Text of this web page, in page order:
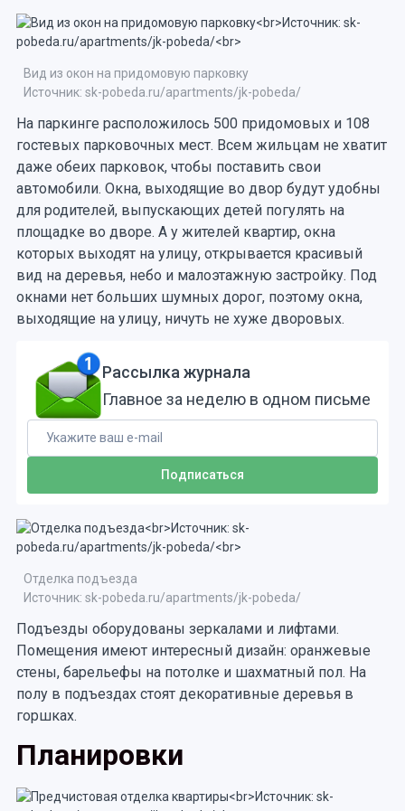
Вид из окон на придомовую парковку
Источник: sk-pobeda.ru/apartments/jk-pobeda/
На паркинге расположилось 500 придомовых и 108
гостевых парковочных мест. Всем жильцам не хватит
даже обеих парковок, чтобы поставить свои
автомобили. Окна, выходящие во двор будут удобны
для родителей, выпускающих детей погулять на
площадке во дворе. А у жителей квартир, окна
которых выходят на улицу, открывается красивый
вид на деревья, небо и малоэтажную застройку. Под
окнами нет больших шумных дорог, поэтому окна,
выходящие на улицу, ничуть не хуже дворовых.
Рассылка журнала
Главное за неделю в одном письме
Отделка подъезда
Источник: sk-pobeda.ru/apartments/jk-pobeda/
Подъезды оборудованы зеркалами и лифтами.
Помещения имеют интересный дизайн: оранжевые
стены, барельефы на потолке и шахматный пол. На
полу в подъездах стоят декоративные деревья в
горшках.
Планировки